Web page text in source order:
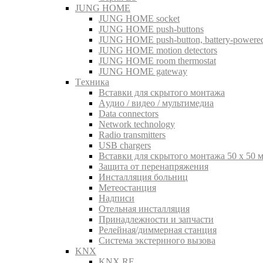
JUNG HOME
JUNG HOME socket
JUNG HOME push-buttons
JUNG HOME push-button, battery-
JUNG HOME motion detectors
JUNG HOME room thermostat
JUNG HOME gateway
Tехника
Вставки для скрытого монтажа
Aудио / видео / мультимедиа
Data connectors
Network technology
Radio transmitters
USB chargers
Вставки для скрытого монтажа 50 x 50
Защита от перенапряжения
Инсталляция больниц
Метеостанция
Надписи
Отельная инсталляция
Принадлежности и запчасти
Релейная/диммерная станция
Система экстернного вызова
KNX